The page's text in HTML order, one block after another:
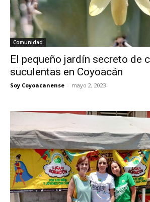
Comunidad
El pequeño jardín secreto de
suculentas en Coyoacán
Soy Coyoacanense - mayo 2, 2023